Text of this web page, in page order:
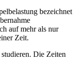
bezeichnet
auf mehr als nur
Zeit.
Die Zeiten